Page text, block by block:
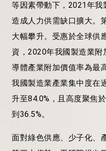
等因素帶動下，2021年我
造成人力供需缺口擴大。
大幅攀升。受惠於全球供
資，2020年我國製造業附
導體產業附加價值率為最
我國製造業產業集中度在
升至84.0%，且高度聚焦
到36.5%。
面對綠色供應、少子化、